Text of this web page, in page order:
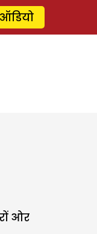
ऑडियो
ओर